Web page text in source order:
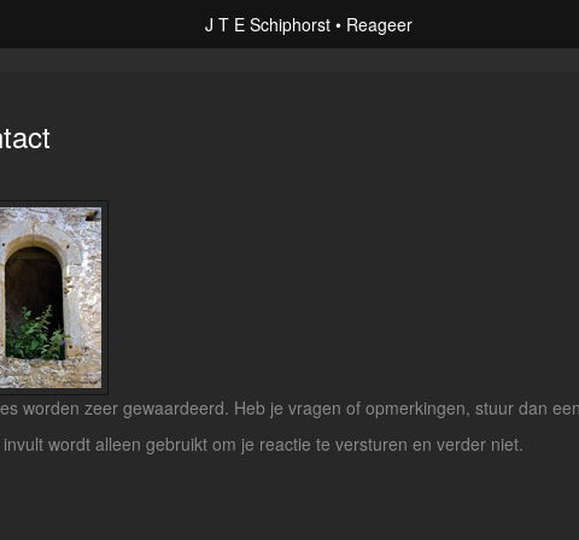
J T E Schiphorst Reageer
worden zeer gewaardeerd. Heb je vragen of opmerkingen, stuur dan
invult wordt alleen gebruikt om je reactie te versturen en verder niet.